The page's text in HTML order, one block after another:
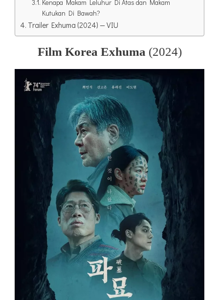
Kenapa Makam Leluhur Di Atas dan Makam
Kutukan Di Bawah?
Trailer Exhuma (2024) — VIU
Film Korea Exhuma (2024)